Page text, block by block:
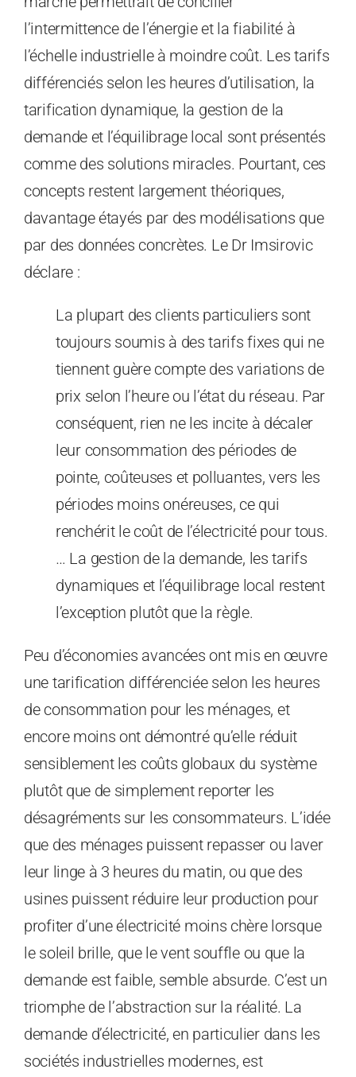
l’intermittence de l’énergie et la fiabilité à
l’échelle industrielle à moindre coût. Les tarifs
différenciés selon les heures d’utilisation, la
tarification dynamique, la gestion de la
demande et l’équilibrage local sont présentés
comme des solutions miracles. Pourtant, ces
concepts restent largement théoriques,
davantage étayés par des modélisations que
par des données concrètes. Le Dr Imsirovic
déclare :
La plupart des clients particuliers sont
toujours soumis à des tarifs fixes qui ne
tiennent guère compte des variations de
prix selon l’heure ou l’état du réseau. Par
conséquent, rien ne les incite à décaler
leur consommation des périodes de
pointe, coûteuses et polluantes, vers les
périodes moins onéreuses, ce qui
renchérit le coût de l’électricité pour tous.
… La gestion de la demande, les tarifs
dynamiques et l’équilibrage local restent
l’exception plutôt que la règle.
Peu d’économies avancées ont mis en œuvre
une tarification différenciée selon les heures
de consommation pour les ménages, et
encore moins ont démontré qu’elle réduit
sensiblement les coûts globaux du système
plutôt que de simplement reporter les
désagréments sur les consommateurs. L’idée
que des ménages puissent repasser ou laver
leur linge à 3 heures du matin, ou que des
usines puissent réduire leur production pour
profiter d’une électricité moins chère lorsque
le soleil brille, que le vent souffle ou que la
demande est faible, semble absurde. C’est un
triomphe de l’abstraction sur la réalité. La
demande d’électricité, en particulier dans les
sociétés industrielles modernes, est